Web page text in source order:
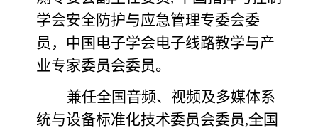
学会安全防护与应急管理专委会委
员，中国电子学会电子线路教学与产
业专家委员会委员。
兼任全国音频、视频及多媒体系
统与设备标准化技术委员会委员,全国